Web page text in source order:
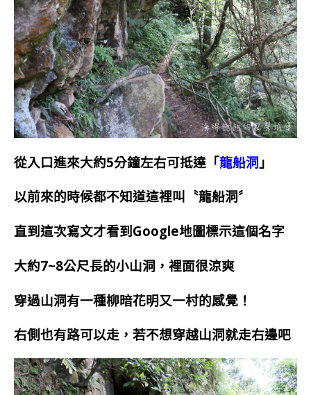
從入口進來大約5分鐘左右可抵達「龍船洞 」
以前來的時候都不知道這裡叫〝龍船洞〞
直到這次寫文才看到Google地圖標示這個名字
大約7~8公尺長的小山洞，裡面很涼爽
穿過山洞有一種柳暗花明又一村的感覺！
右側也有路可以走，若不想穿越山洞就走右邊吧